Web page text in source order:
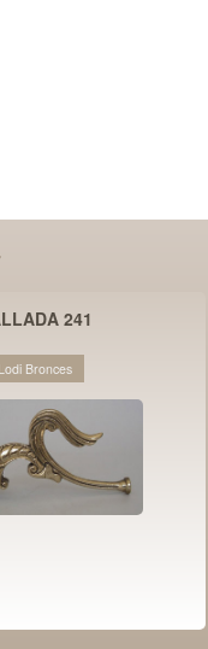
241
Lodi Bronces